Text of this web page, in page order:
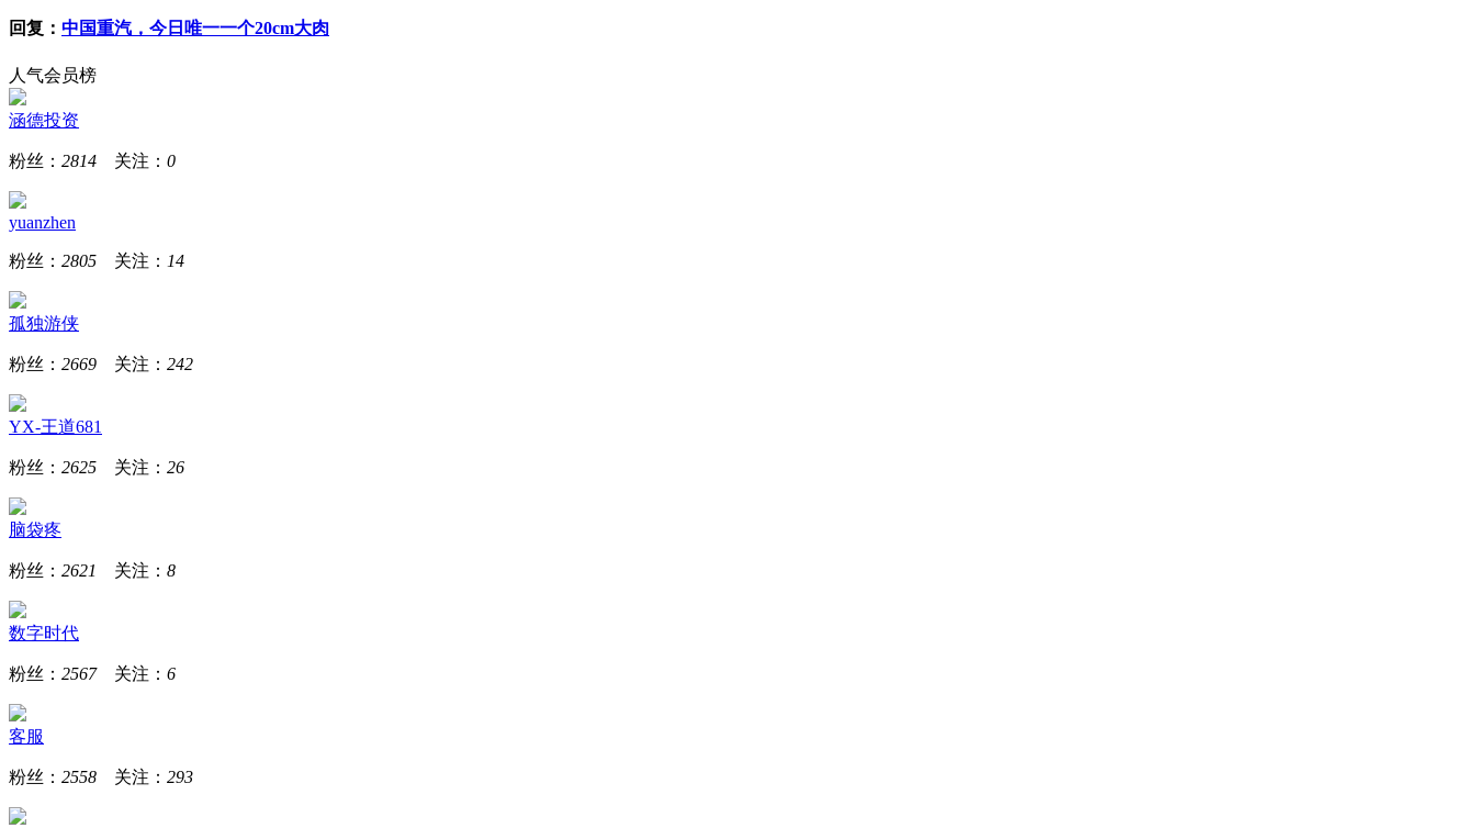
回复： 中国重汽，今日唯一一个20cm大肉
人气会员榜
涵德投资
粉丝： 2814 关注： 0
yuanzhen
粉丝： 2805 关注： 14
孤独游侠
粉丝： 2669 关注： 242
YX-王道681
粉丝： 2625 关注： 26
脑袋疼
粉丝： 2621 关注： 8
数字时代
粉丝： 2567关注： 6
客服
粉丝： 2558 关注： 293